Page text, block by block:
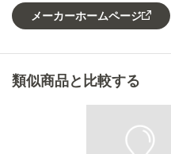
メーカーホームページ
類似商品と比較する